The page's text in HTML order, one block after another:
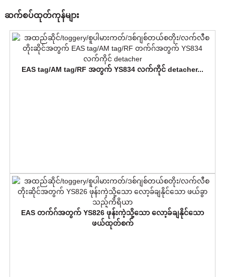
ဆက်စပ်ထုတ်ကုန်များ
EAS tag/AM tag/RF အတွက် YS834 လက်ကိုင် detacher...
EAS တက်ဂ်အတွက် YS826 ဖုန်းကဲ့သို့သော လော့ခ်ချနိုင်သော
ဖယ်ထုတ်စက်